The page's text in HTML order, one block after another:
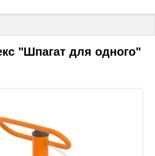
под заказ САНКТ-ПЕТЕРБУРГ \
"Шпагат для одного"